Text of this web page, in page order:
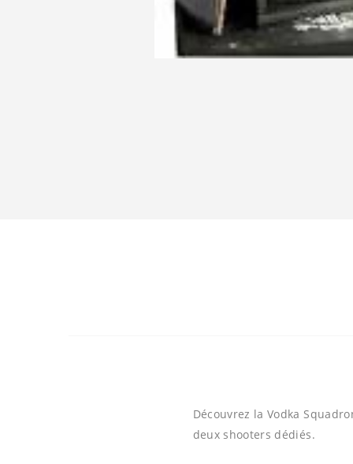
Découvrez la Vodka
deux shooters dédiés.